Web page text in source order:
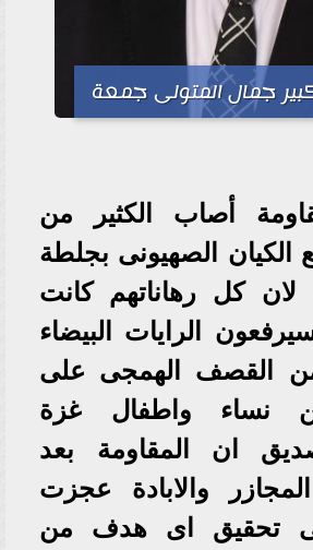
جمال المتولى جمعة
أصاب الكثير من
الكيان الصهيونى بجلطة
لان كل رهاناتهم كانت
الرايات البيضاء
القصف الهمجى على
من نساء واطفال غزة
ان المقاومة بعد
والابادة عجزت
تحقيق اى هدف من